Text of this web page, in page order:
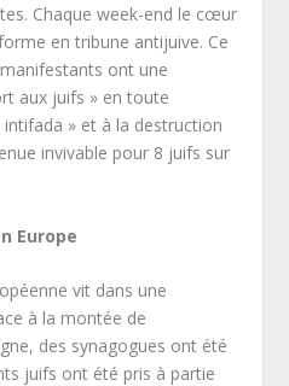
Chaque week-end le cœur
en tribune antijuive. Ce
ont une
aux juifs » en toute
» et à la destruction
invivable pour 8 juifs sur
Europe
vit dans une
à la montée de
des synagogues ont été
juifs ont été pris à partie